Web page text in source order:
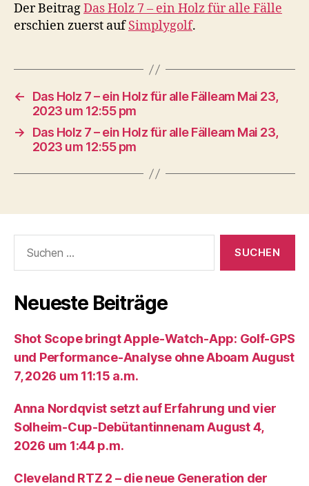
Der BeitragDas Holz 7 – ein Holz für alle Fälle
erschien zuerst aufSimplygolf.
←
Das Holz 7 – ein Holz für alle Fälleam Mai 23,
2023 um 12:55 pm
→
Das Holz 7 – ein Holz für alle Fälleam Mai 23,
2023 um 12:55 pm
nach:
Neueste Beiträge
Shot Scope bringt Apple-Watch-App: Golf-GPS
und Performance-Analyse ohne Aboam August
7, 2026 um 11:15 a.m.
Anna Nordqvist setzt auf Erfahrung und vier
Solheim-Cup-Debütantinnenam August 4,
2026 um 1:44 p.m.
Cleveland RTZ 2 – die neue Generation der